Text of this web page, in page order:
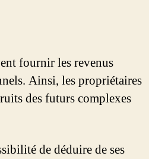
fournir les revenus
Ainsi, les propriétaires
des futurs complexes
de déduire de ses